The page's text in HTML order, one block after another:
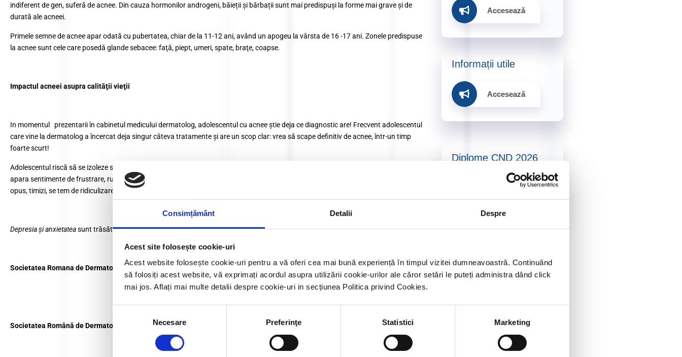
Consimțământ Detalii Despre
Acest site folosește cookie-uri
Acest website folosește cookie-uri pentru a vă oferi cea mai bună experiență în timpul vizitei dumneavoastră. Continuând
să folosiți acest website, vă exprimați acordul asupra utilizării cookie-urilor ale căror setări le puteți administra dând click
mai jos. Aflați mai multe detalii despre cookie-uri in secțiunea Politica privind Cookies.
consimțământului
Necesare Preferinţe Statistici Marketing
indiferent de gen, suferă de acnee. Din cauza hormonilor androgeni, băieții și bărbații sunt mai predispuși la forme mai grave și de
durată ale acneei.
Primele semne de acnee apar odată cu pubertatea, chiar de la 11-12 ani, având un apogeu la vârsta de 16 -17 ani. Zonele predispuse
la acnee sunt cele care posedă glande sebacee: faţă, piept, umeri, spate, braţe, coapse.
Impactul acneei asupra calităţii vieţii
In momentul prezentarii în cabinetul medicului dermatolog, adolescentul cu acnee ştie deja ce diagnostic are! Frecvent adolescentul
care vine la dermatolog a încercat deja singur câteva tratamente şi are un scop clar: vrea să scape definitiv de acnee, într-un timp
foarte scurt!
Adolescentul riscă să se izoleze social (stă în casă, nu se vede cu prietenii, nu merge la evenimente sociale normale). Asa incep sa
apara sentimente de frustrare, ruşine, furie, încrederea în sine este afectată profund. Devin anxioşi în relaţiile cu persoanele de sex
opus, timizi, se tem de ridiculizare.
Depresia şi anxietateasunt trăsăturile comune la cei care suferă de acnee (frica de a fi privit şi a fi evaluat negativ de către cei din jur).
Societatea Romana de Dermatologievine în ajutorul liceenilor oferindu-le informații cu privire la tratarea acestei afecțiuni.
Societatea Română de Dermatologie
Accesează
Informații utile​
Accesează
Diplome CND 2026
Accesează